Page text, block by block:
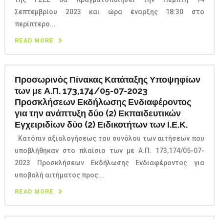
Σεπτεμβρίου 2023 και ώρα έναρξης 18:30 στο
περίπτερο...
READ MORE
Προσωρινός Πίνακας Κατάταξης Υποψηφίων
των με Α.Π. 173,174/05-07-2023
Προσκλήσεων Εκδήλωσης Ενδιαφέροντος
για την ανάπτυξη δύο (2) Εκπαιδευτικών
Εγχειριδίων δύο (2) Ειδικοτήτων των Ι.Ε.Κ.
Κατόπιν αξιολογήσεως του συνόλου των αιτήσεων που
υποβλήθηκαν στο πλαίσιο των με Α.Π. 173,174/05-07-
2023 Προσκλήσεων Εκδήλωσης Ενδιαφέροντος για
υποβολή αιτήματος προς...
READ MORE